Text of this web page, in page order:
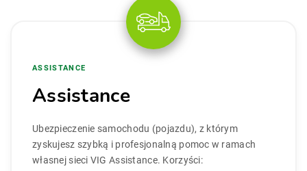
ASSISTANCE
Assistance
Ubezpieczenie samochodu (pojazdu), z którym
zyskujesz szybką i profesjonalną pomoc w ramach
własnej sieci VIG Assistance. Korzyści: